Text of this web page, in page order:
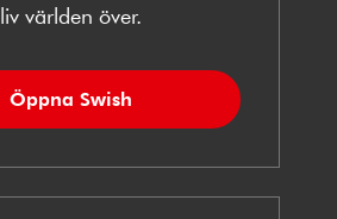
liv världen över.
Öppna Swish